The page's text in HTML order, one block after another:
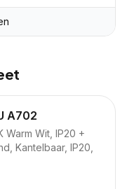
A702
Warm Wit, IP20 +
Kantelbaar, IP20,